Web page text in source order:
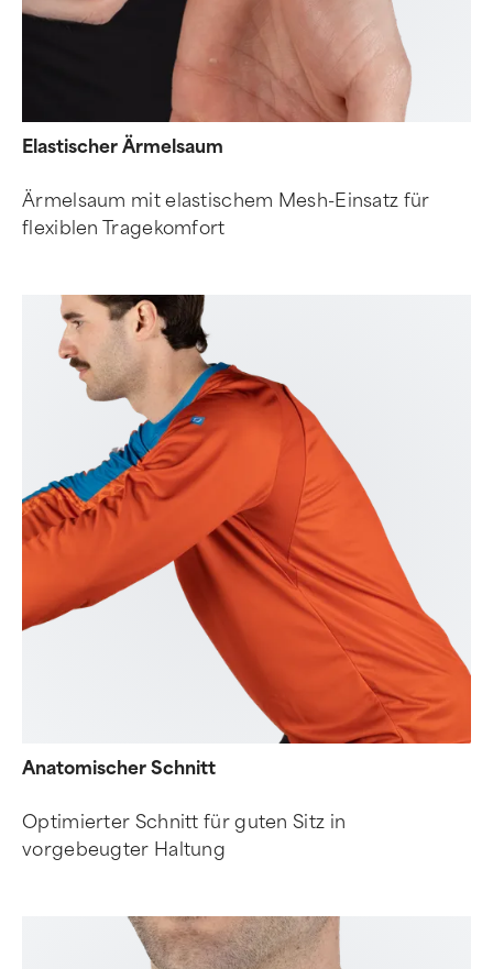
Elastischer Ärmelsaum
Ärmelsaum mit elastischem Mesh-Einsatz für
flexiblen Tragekomfort
Anatomischer Schnitt
Optimierter Schnitt für guten Sitz in
vorgebeugter Haltung